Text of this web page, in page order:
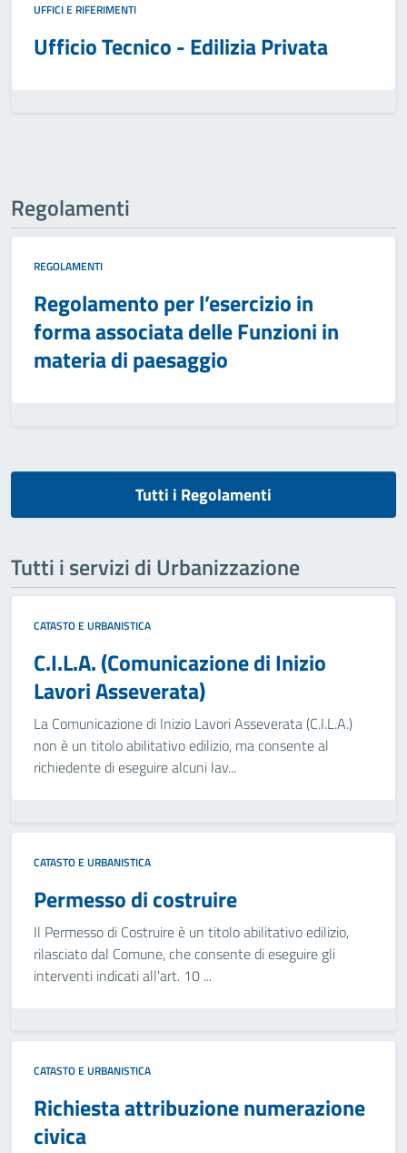
UFFICI E RIFERIMENTI
Ufficio Tecnico - Edilizia Privata
Regolamenti
REGOLAMENTI
Regolamento per l’esercizio in
forma associata delle Funzioni in
materia di paesaggio
Tutti i Regolamenti
Tutti i servizi di Urbanizzazione
CATASTO E URBANISTICA
C.I.L.A. (Comunicazione di Inizio
Lavori Asseverata)
La Comunicazione di Inizio Lavori Asseverata (C.I.L.A.)
non è un titolo abilitativo edilizio, ma consente al
richiedente di eseguire alcuni lav...
CATASTO E URBANISTICA
Permesso di costruire
Il Permesso di Costruire è un titolo abilitativo edilizio,
rilasciato dal Comune, che consente di eseguire gli
interventi indicati all'art. 10 ...
CATASTO E URBANISTICA
Richiesta attribuzione numerazione
civica